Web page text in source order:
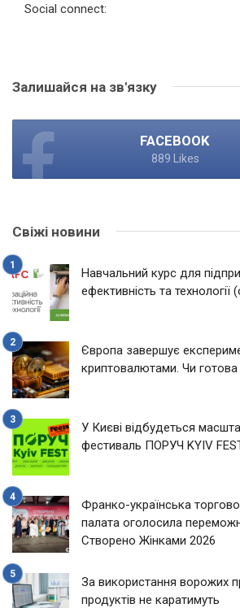
Social connect:
Залишайся на зв'язку
FACEBOOK
889 Likes
Свіжі новини
Навчальний курс для
ефективність та технології
Європа завершує
криптовалютами. Чи готова
У Києві відбудеться
фестиваль ПОРУЧ KYIV
Франко-українська
палата оголосила
Створено Жінками 2026
За використання ворожих
продуктів не каратимуть